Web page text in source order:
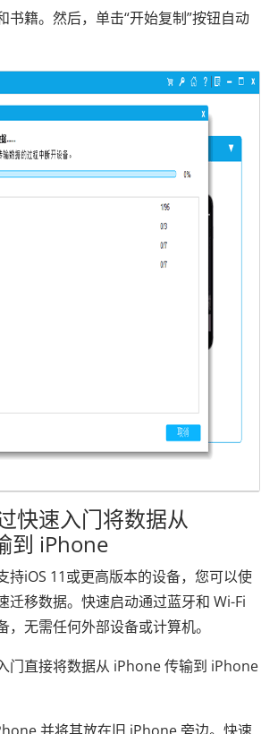
书籍。然后，单击“开始复制”按钮自动
快速入门将数据从
到 iPhone
持iOS 11或更高版本的设备，您可以使
迁移数据。快速启动通过蓝牙和 Wi-Fi
，无需任何外部设备或计算机。
门直接将数据从 iPhone 传输到 iPhone